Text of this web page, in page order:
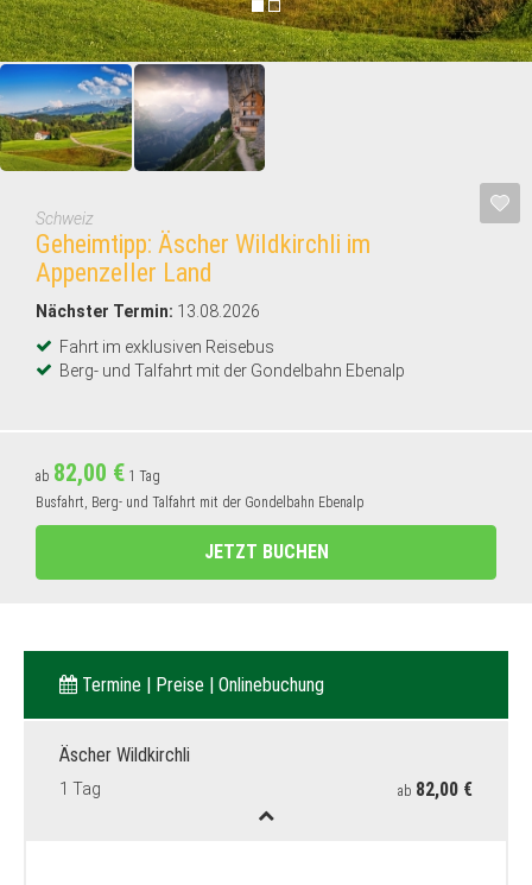
Schweiz
Geheimtipp: Äscher Wildkirchli im
Appenzeller Land
Nächster Termin: 13.08.2026
Fahrt im exklusiven Reisebus
Berg- und Talfahrt mit der Gondelbahn Ebenalp
ab 82,00 € 1 Tag
Busfahrt, Berg- und Talfahrt mit der Gondelbahn Ebenalp
JETZT BUCHEN
Termine | Preise | Onlinebuchung
Äscher Wildkirchli
1 Tag ab 82,00 €